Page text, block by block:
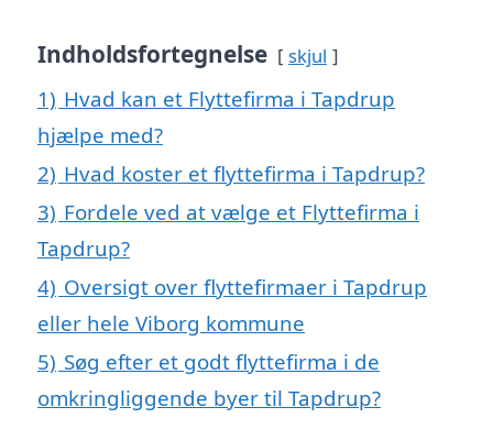
Indholdsfortegnelse skjul
1) Hvad kan et Flyttefirma i Tapdrup
hjælpe med?
2) Hvad koster et flyttefirma i Tapdrup?
3) Fordele ved at vælge et Flyttefirma i
Tapdrup?
4) Oversigt over flyttefirmaer i Tapdrup
eller hele Viborg kommune
5) Søg efter et godt flyttefirma i de
omkringliggende byer til Tapdrup?